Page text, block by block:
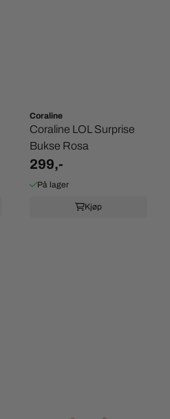
Coraline
Coraline LOL Surprise
Bukse Rosa
299,-
På lager
Kjøp